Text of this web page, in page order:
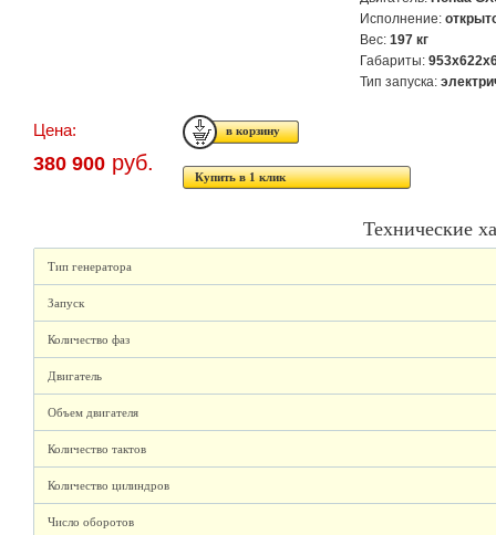
Исполнение:
Вес: 197 кг
Габариты:
Тип запуска:
Цена:
380 900 руб.
Купить в 1 клик
Технические
Тип генератора
Запуск
Количество фаз
Двигатель
Объем двигателя
Количество тактов
Количество цилиндров
Число оборотов